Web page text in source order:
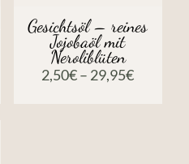
Gesichtsöl – reines
Jojobaöl mit
Neroliblüten
2,50€– 29,95€